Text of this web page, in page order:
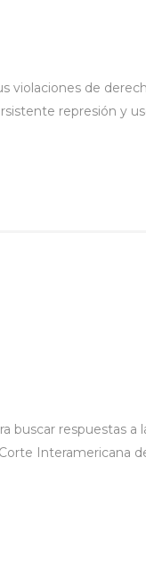
violaciones de
represión y
buscar respuestas
Interamericana